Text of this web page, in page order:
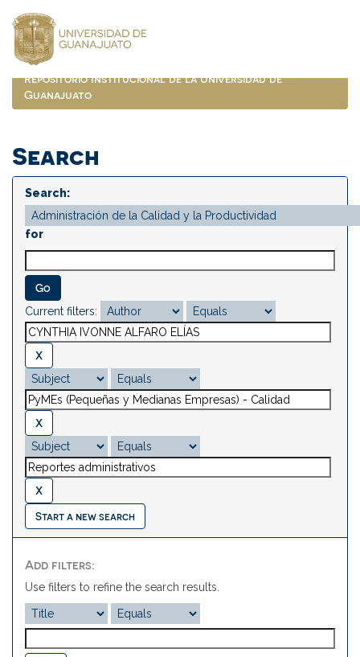
navigation
Repositorio Institucional de la Universidad de
Guanajuato
Search
Search:
for
Current filters:
Start a new search
Add filters:
Use filters to refine the search results.